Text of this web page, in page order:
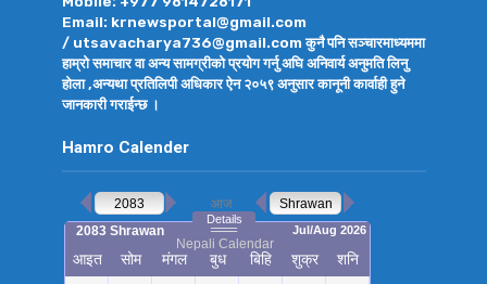
Email: krnewsportal@gmail.com
/ utsavacharya736@gmail.com कुनै पनि सञ्चारमाध्यममा
हाम्रो समाचार वा अन्य सामग्रीको प्रयोग गर्नु अघि अनिवार्य अनुमति लिनु
होला ,अन्यथा प्रतिलिपी अधिकार ऐन २०५९ अनुसार कानूनी कार्वाही हुने
जानकारी गराईन्छ ।
Hamro Calender